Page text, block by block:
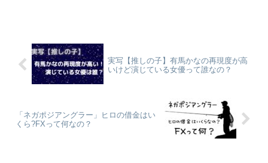
実写【推しの子】有馬かなの再現度が高
いけど演じている女優って誰なの？
「ネガポジアングラー」ヒロの借金はい
くら?FXって何なの？